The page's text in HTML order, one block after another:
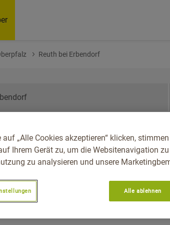
Reuth bei Erbendorf
Reg.-Bez.
auf „Alle Cookies akzeptieren“ klicken,
Ihrem Gerät zu, um die Websitenavigation
zu analysieren und unsere
Alle ablehnen